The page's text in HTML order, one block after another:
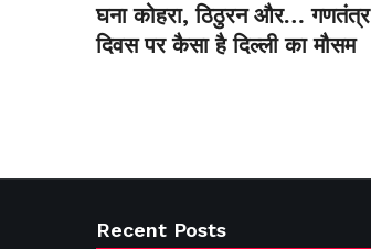
घना कोहरा, ठिठुरन और… गणतंत्र
दिवस पर कैसा है दिल्ली का मौसम
Recent Posts